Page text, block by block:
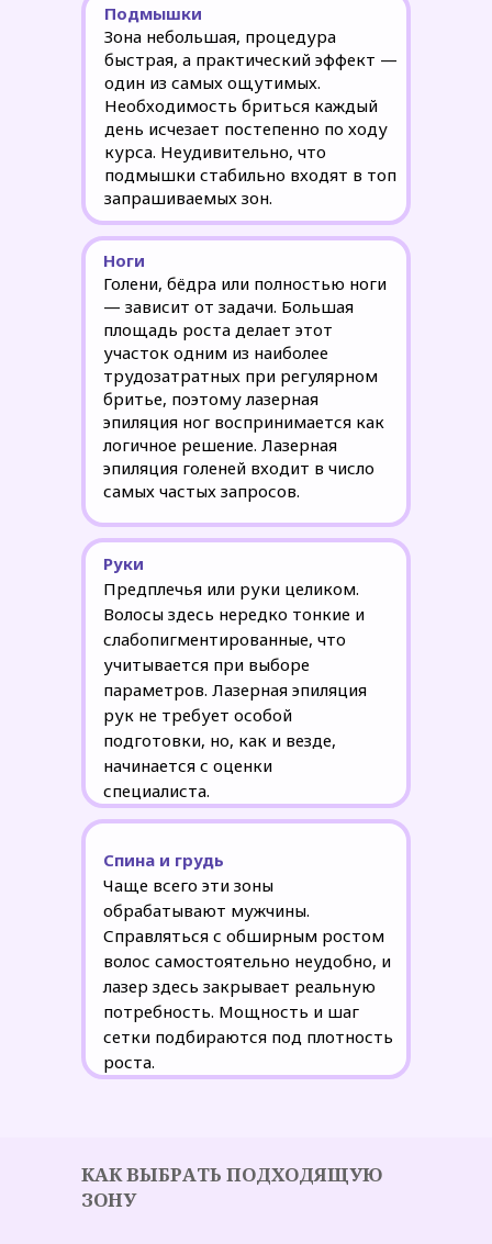
Подмышки
Зона небольшая, процедура
быстрая, а практический эффект —
один из самых ощутимых.
Необходимость бриться каждый
день исчезает постепенно по ходу
курса. Неудивительно, что
подмышки стабильно входят в топ
запрашиваемых зон.
Ноги
Голени, бёдра или полностью ноги
— зависит от задачи. Большая
площадь роста делает этот
участок одним из наиболее
трудозатратных при регулярном
бритье, поэтому лазерная
эпиляция ног воспринимается как
логичное решение. Лазерная
эпиляция голеней входит в число
самых частых запросов.
Руки
Предплечья или руки целиком.
Волосы здесь нередко тонкие и
слабопигментированные, что
учитывается при выборе
параметров. Лазерная эпиляция
рук не требует особой
подготовки, но, как и везде,
начинается с оценки
специалиста.
Спина и грудь
Чаще всего эти зоны
обрабатывают мужчины.
Справляться с обширным ростом
волос самостоятельно неудобно, и
лазер здесь закрывает реальную
потребность. Мощность и шаг
сетки подбираются под плотность
роста.
КАК ВЫБРАТЬ ПОДХОДЯЩУЮ
ЗОНУ